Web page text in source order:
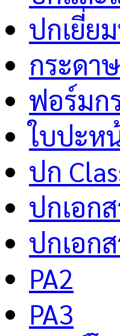
ปกเยี่ย
กระดา
ฟอร์มก
ใบปะห
ปก
ปกเอก
ปกเอก
PA2
PA3